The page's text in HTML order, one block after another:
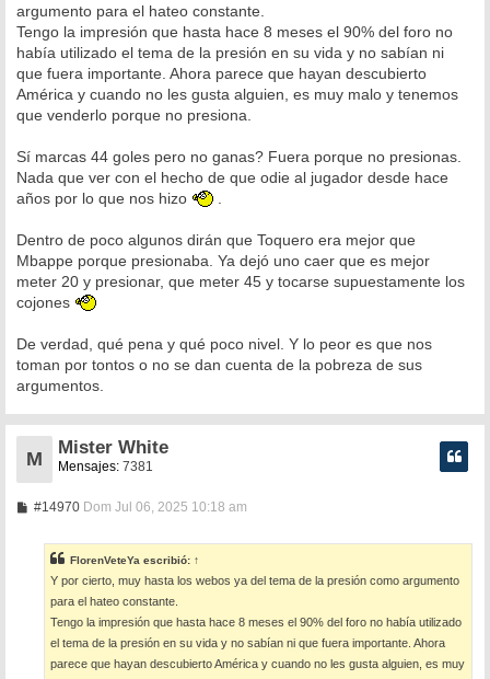
a
j
e
argumento para el hateo constante.
Tengo la impresión que hasta hace 8 meses el 90% del foro no
había utilizado el tema de la presión en su vida y no sabían ni
que fuera importante. Ahora parece que hayan descubierto
América y cuando no les gusta alguien, es muy malo y tenemos
que venderlo porque no presiona.
Sí marcas 44 goles pero no ganas? Fuera porque no presionas.
Nada que ver con el hecho de que odie al jugador desde hace
años por lo que nos hizo
Dentro de poco algunos dirán que Toquero era mejor que
Mbappe porque presionaba. Ya dejó uno caer que es mejor
meter 20 y presionar, que meter 45 y tocarse supuestamente los
cojones
De verdad, qué pena y qué poco nivel. Y lo peor es que nos
toman por tontos o no se dan cuenta de la pobreza de sus
argumentos.
M
Mister White
Mensajes: 7381
#14970M
a
j
e
Dom Jul 06, 2025 10:18 am
FlorenVeteYa escribió: ↑
Y por cierto, muy hasta los webos ya del tema de la presión como argumento
para el hateo constante.
Tengo la impresión que hasta hace 8 meses el 90% del foro no había utilizado
el tema de la presión en su vida y no sabían ni que fuera importante. Ahora
parece que hayan descubierto América y cuando no les gusta alguien, es muy